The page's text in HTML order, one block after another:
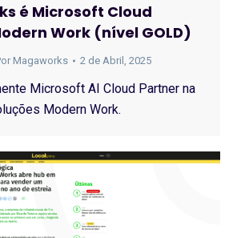
é Microsoft Cloud
Work (nível GOLD)
Magaworks 2 de Abril, 2025
Microsoft AI Cloud Partner na
Modern Work.